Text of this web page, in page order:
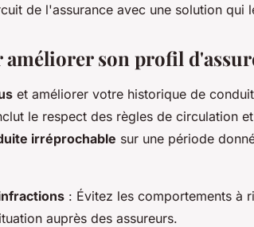
de l'assurance avec une solution qui
améliorer son profil
et améliorer votre historique de
le respect des règles de circulation
irréprochable sur une période
: Évitez les comportements à
auprès des assureurs.